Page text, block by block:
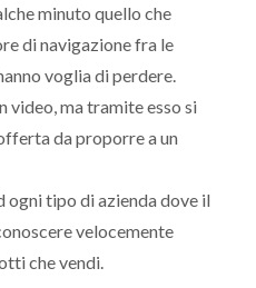
minuto quello che
di navigazione fra le
voglia di perdere.
video, ma tramite esso si
da proporre a un
ogni tipo di azienda dove il
velocemente
che vendi.